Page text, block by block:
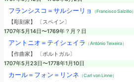
フランシスコ＝サルシーリョ （Francisco Salzillo）
【彫刻家】 〔スペイン〕
1707年5月14日〜1769年？月？日
アントニオ＝テイシェイラ （António Teixeira）
【作曲家】 〔ポルトガル〕
1707年5月23日〜1778年1月10日
カール＝フォン＝リンネ （Carl von Linne）